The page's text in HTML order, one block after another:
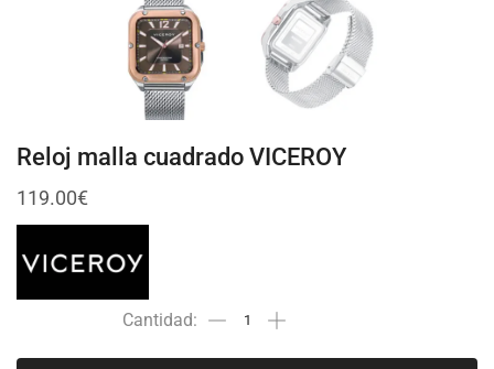
Reloj malla cuadrado VICEROY
119.00€